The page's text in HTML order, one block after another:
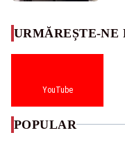
URMĂREȘTE-NE
YouTube
POPULAR